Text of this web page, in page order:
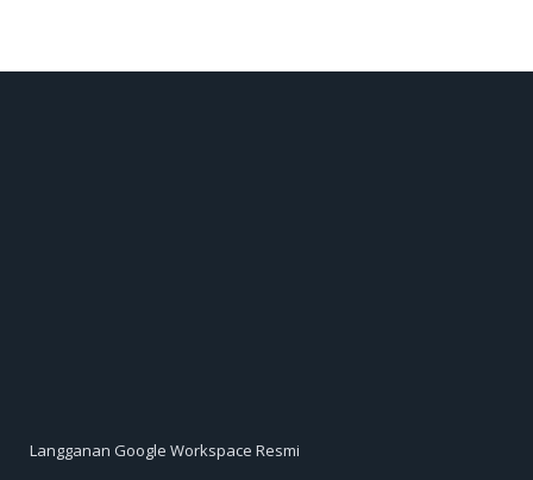
Langganan Google Workspace Resmi